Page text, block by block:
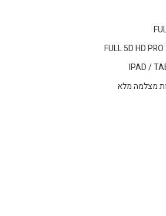
מצלמה מלא